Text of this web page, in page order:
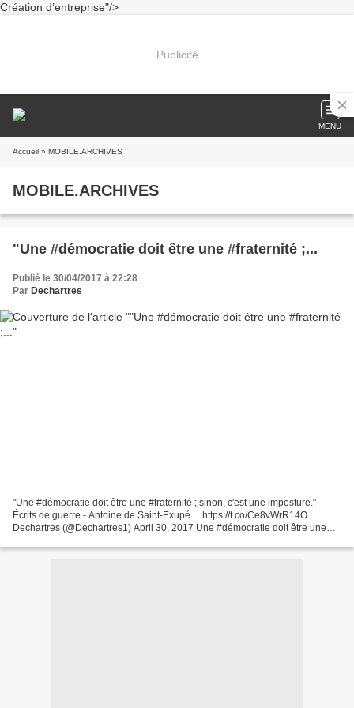
Création d’entreprise"/>
Publicité
MENU
Accueil » MOBILE.ARCHIVES
MOBILE.ARCHIVES
"Une #démocratie doit être une #fraternité ;...
Publié le 30/04/2017 à 22:28
Par Dechartres
"Une #démocratie doit être une #fraternité ; sinon, c'est une imposture."
Écrits de guerre - Antoine de Saint-Exupé… https://t.co/Ce8vWrR14O
Dechartres (@Dechartres1) April 30, 2017 Une #démocratie doit être une